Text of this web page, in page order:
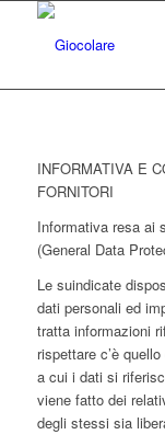
INFORMATIVA E
FORNITORI
Informativa resa ai
(General Data
Le suindicate
dati personali ed
tratta informazioni
rispettare c’è
a cui i dati si
viene fatto dei
degli stessi sia